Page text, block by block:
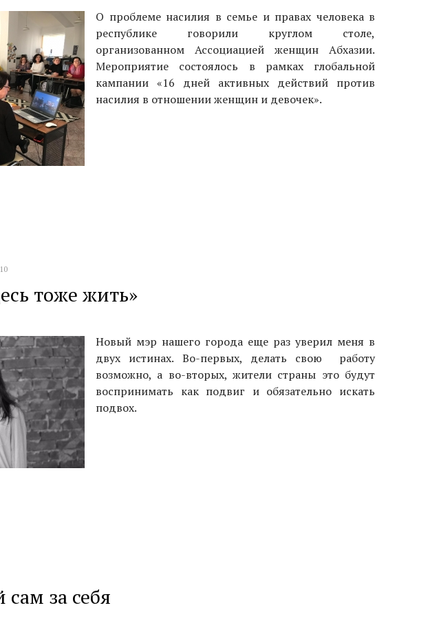
О проблеме насилия в семье и правах человека в
республике говорили круглом столе,
организованном Ассоциацией женщин Абхазии.
Мероприятие состоялось в рамках глобальной
кампании «16 дней активных действий против
насилия в отношении женщин и девочек».
тоже жить»
Новый мэр нашего города еще раз уверил меня в
двух истинах. Во-первых, делать свою работу
возможно, а во-вторых, жители страны это будут
воспринимать как подвиг и обязательно искать
подвох.
за себя